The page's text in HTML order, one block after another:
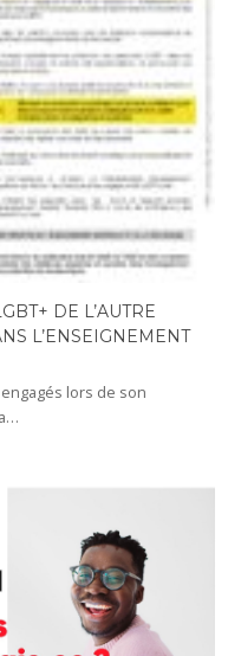
DE L’AUTRE
L’ENSEIGNEMENT
lors de son